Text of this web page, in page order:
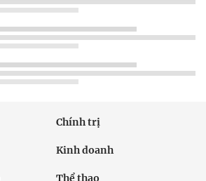
Chính trị
Kinh doanh
Thể thao